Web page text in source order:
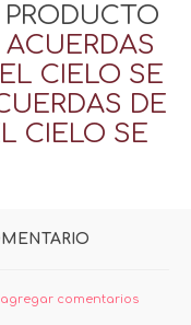
CIELO SE
DE
CIELO SE
comentarios